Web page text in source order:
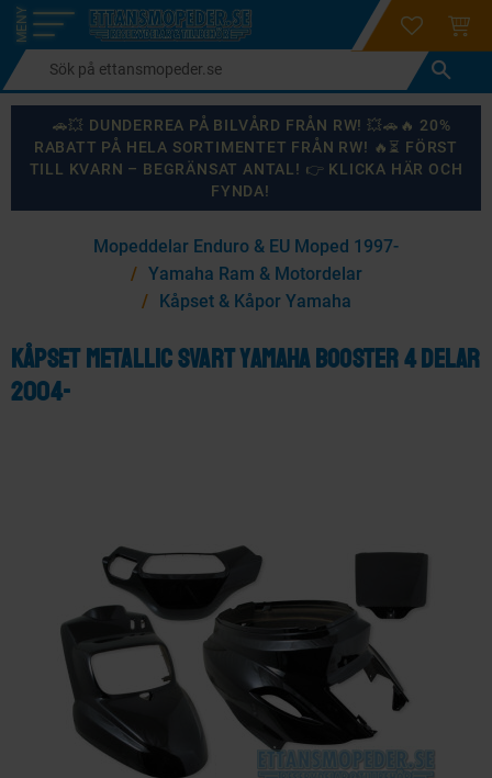
Meny
login
🚗💥 DUNDERREA PÅ BILVÅRD FRÅN RW! 💥🚗🔥 20%
RABATT PÅ HELA SORTIMENTET FRÅN RW! 🔥⏳ FÖRST
TILL KVARN – BEGRÄNSAT ANTAL! 👉 KLICKA HÄR OCH
FYNDA!
KANSKE NÅGON AV DESSA PRODUKTER KAN INTRESSERA
DIG?
Montage/Arbetshandsk
e Hanvo PE304 1 par
ETH01m
KÖP
Solglasögon 5 pack
solnr50-2
125KR
Mopeddelar Enduro & EU Moped 1997-
Yamaha Ram & Motordelar
Kåpset & Kåpor Yamaha
Kåpset Metallic svart Yamaha Booster 4 delar
2004-